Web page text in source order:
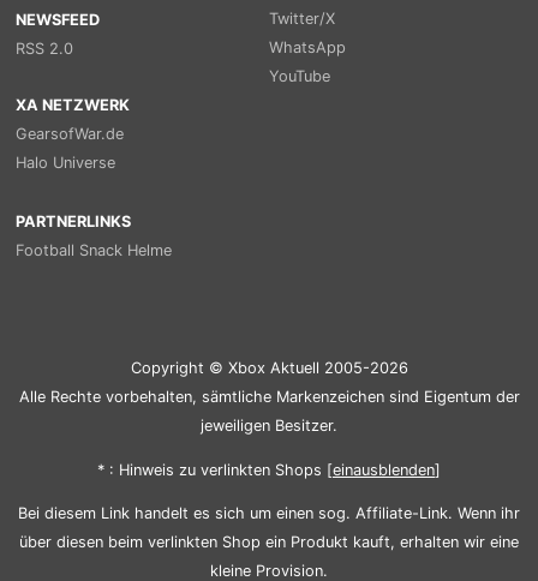
NEWSFEED
RSS 2.0
Twitter/X
WhatsApp
YouTube
XA NETZWERK
GearsofWar.de
Halo Universe
PARTNERLINKS
Football Snack Helme
Copyright © Xbox Aktuell 2005-2026
Alle Rechte vorbehalten, sämtliche Markenzeichen sind Eigentum der
jeweiligen Besitzer.
* : Hinweis zu verlinkten Shops [einausblenden]
Bei diesem Link handelt es sich um einen sog. Affiliate-Link. Wenn ihr
über diesen beim verlinkten Shop ein Produkt kauft, erhalten wir eine
kleine Provision.